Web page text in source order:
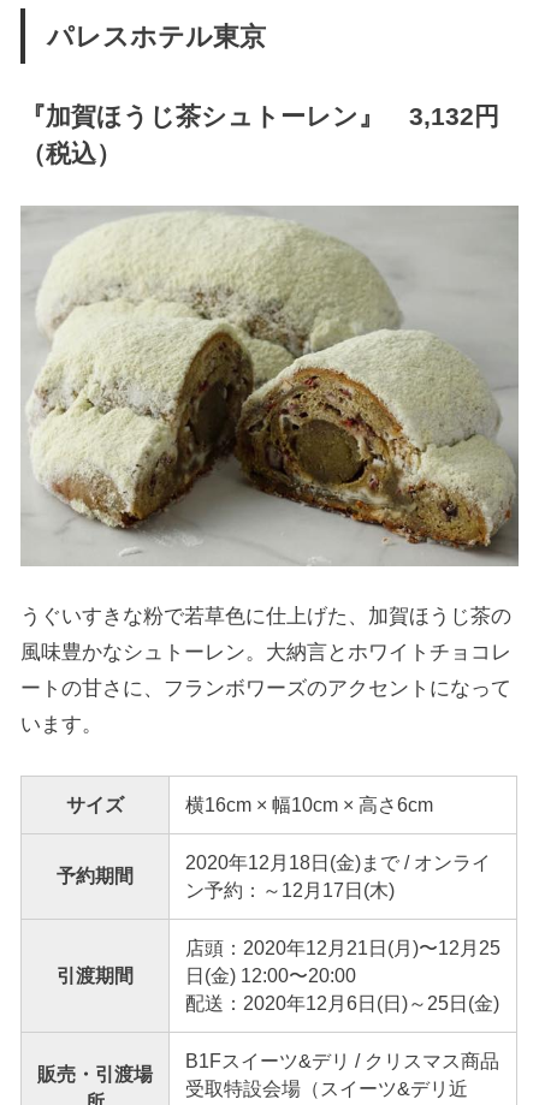
パレスホテル東京
『加賀ほうじ茶シュトーレン』 3,132円
（税込）
うぐいすきな粉で若草色に仕上げた、加賀ほうじ茶の
風味豊かなシュトーレン。大納言とホワイトチョコレ
ートの甘さに、フランボワーズのアクセントになって
います。
サイズ 横16cm × 幅10cm × 高さ6cm
予約期間
2020年12月18日(金)まで / オンライ
ン予約：～12月17日(木)
引渡期間
店頭：2020年12月21日(月)〜12月25
日(金) 12:00〜20:00
配送：2020年12月6日(日)～25日(金)
販売・引渡場
B1Fスイーツ&デリ / クリスマス商品
受取特設会場（スイーツ&デリ近